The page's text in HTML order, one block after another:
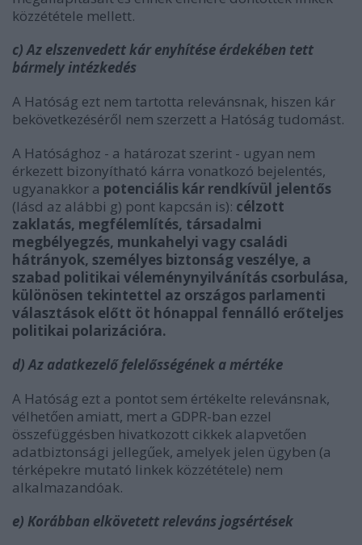
közzététele mellett.
c) Az elszenvedett kár enyhítése érdekében tett
bármely intézkedés
A Hatóság ezt nem tartotta relevánsnak, hiszen kár
bekövetkezéséről nem szerzett a Hatóság tudomást.
A Hatósághoz - a határozat szerint - ugyan nem
érkezett bizonyítható kárra vonatkozó bejelentés,
ugyanakkor a potenciális kár rendkívül jelentős
(lásd az alábbi g) pont kapcsán is): célzott
zaklatás, megfélemlítés, társadalmi
megbélyegzés, munkahelyi vagy családi
hátrányok, személyes biztonság veszélye, a
szabad politikai véleménynyilvánítás csorbulása,
különösen tekintettel az országos parlamenti
választások előtt öt hónappal fennálló erőteljes
politikai polarizációra.
d) Az adatkezelő felelősségének a mértéke
A Hatóság ezt a pontot sem értékelte relevánsnak,
vélhetően amiatt, mert a GDPR-ban ezzel
összefüggésben hivatkozott cikkek alapvetően
adatbiztonsági jellegűek, amelyek jelen ügyben (a
térképekre mutató linkek közzététele) nem
alkalmazandóak.
e) Korábban elkövetett releváns jogsértések